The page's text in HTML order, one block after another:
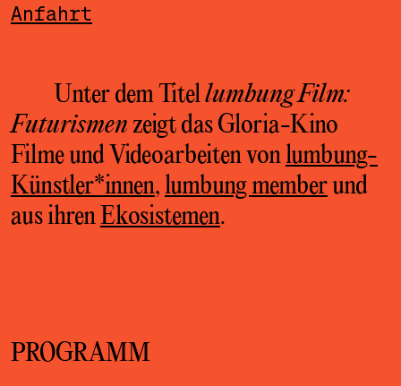
Anfahrt
Unter dem Titellumbung Film:
Futurismenzeigt das Gloria-Kino
Filme und Videoarbeiten vonlumbung-
Künstler*innen,lumbung memberund
aus ihrenEkosistemen.
PROGRAMM